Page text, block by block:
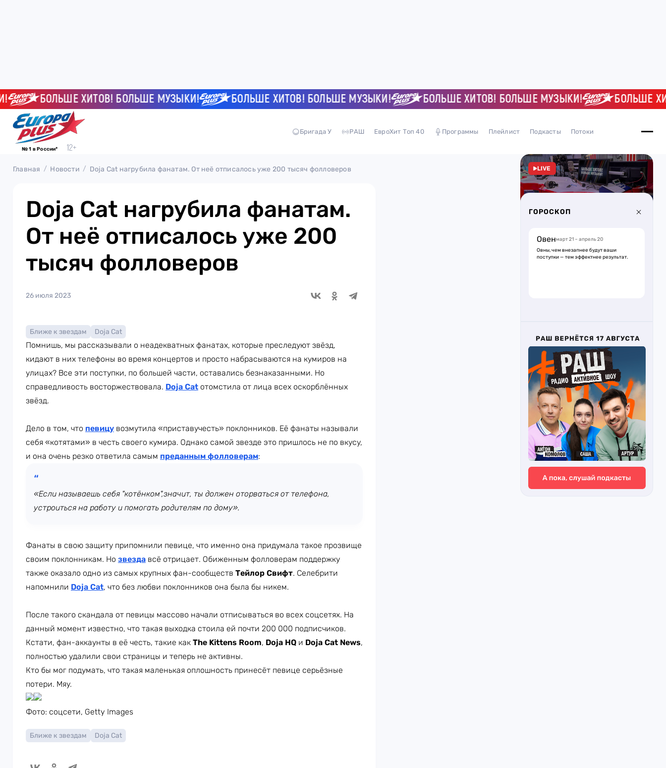
БОЛЬШЕ ХИТОВ! БОЛЬШЕ МУЗЫКИ! БОЛЬШЕ ХИТОВ! БОЛЬШЕ МУЗЫКИ! БОЛЬШЕ ХИТОВ! БОЛЬШЕ МУЗЫКИ! БОЛЬШЕ
№ 1 в России*
Бригада У РАШ ЕвроХит Топ 40 Программы Плейлист Подкасты Потоки
Главная Новости Doja Cat нагрубила фанатам. От неё отписалось уже 200 тысяч фолловеров
Doja Cat нагрубила фанатам.
От неё отписалось уже 200
тысяч фолловеров
26 июля 2023
Ближе к звездам Doja Cat
Помнишь, мы рассказывали о неадекватных фанатах, которые преследуют звёзд,
кидают в них телефоны во время концертов и просто набрасываются на кумиров на
улицах? Все эти поступки, по большей части, оставались безнаказанными. Но
справедливость восторжествовала. Doja Cat отомстила от лица всех оскорблённых
звёзд.
Дело в том, что певицу возмутила «приставучесть» поклонников. Её фанаты называли
себя «котятами» в честь своего кумира. Однако самой звезде это пришлось не по вкусу,
и она очень резко ответила самым преданным фолловерам:
«Если называешь себя "котëнком",значит, ты должен оторваться от телефона,
устроиться на работу и помогать родителям по дому».
Фанаты в свою защиту припомнили певице, что именно она придумала такое прозвище
своим поклонникам. Но звезда всё отрицает. Обиженным фолловерам поддержку
также оказало одно из самых крупных фан-сообществ Тейлор Свифт. Селебрити
напомнили Doja Cat, что без любви поклонников она была бы никем.
После такого скандала от певицы массово начали отписываться во всех соцсетях. На
данный момент известно, что такая выходка стоила ей почти 200 000 подписчиков.
Кстати, фан-аккаунты в её честь, такие как The Kittens Room, Doja HQ и Doja Cat News,
полностью удалили свои страницы и теперь не активны.
Кто бы мог подумать, что такая маленькая оплошность принесёт певице серьёзные
потери. Мяу.
Фото: соцсети, Getty Images
Ближе к звездам Doja Cat
LIVE
ГОРОСКОП
Овенмарт 21 – апрель 20
Овны, чем внезапнее будут ваши
поступки — тем эффектнее результат.